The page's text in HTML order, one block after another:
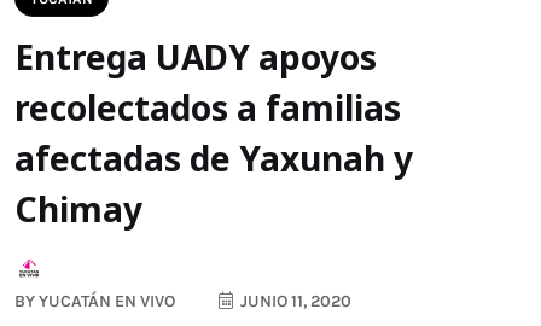
Entrega UADY apoyos
recolectados a familias
afectadas de Yaxunah y
Chimay
BYYUCATÁN EN VIVO
JUNIO 11, 2020